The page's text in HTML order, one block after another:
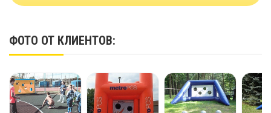
ФОТО ОТ КЛИЕНТОВ: